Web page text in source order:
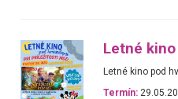
Letné
Letné kino pod
Termín: